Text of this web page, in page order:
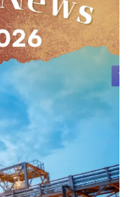
รวง
รวงพลังงาน
าชการ
เมินผลภาค